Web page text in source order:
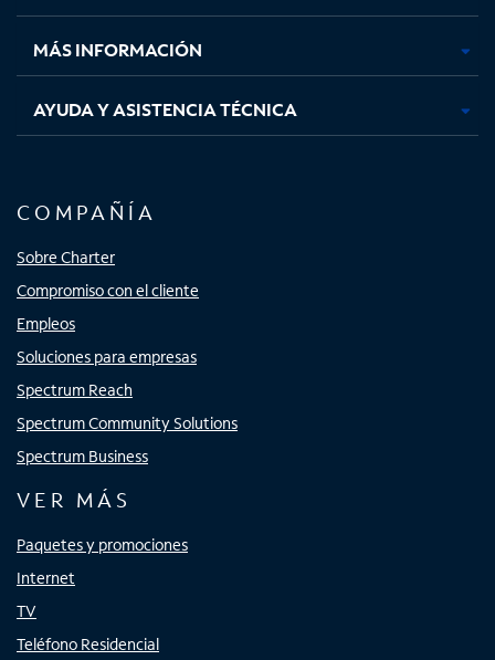
nuevanuevanuevanueva
MÁS INFORMACIÓN
AYUDA Y ASISTENCIA TÉCNICA
COMPAÑÍA
Sobre Charter
Compromiso con el cliente
Empleos
Soluciones para empresas
Spectrum Reach
Spectrum Community Solutions
Spectrum Business
VER MÁS
Paquetes y promociones
Internet
TV
Teléfono Residencial